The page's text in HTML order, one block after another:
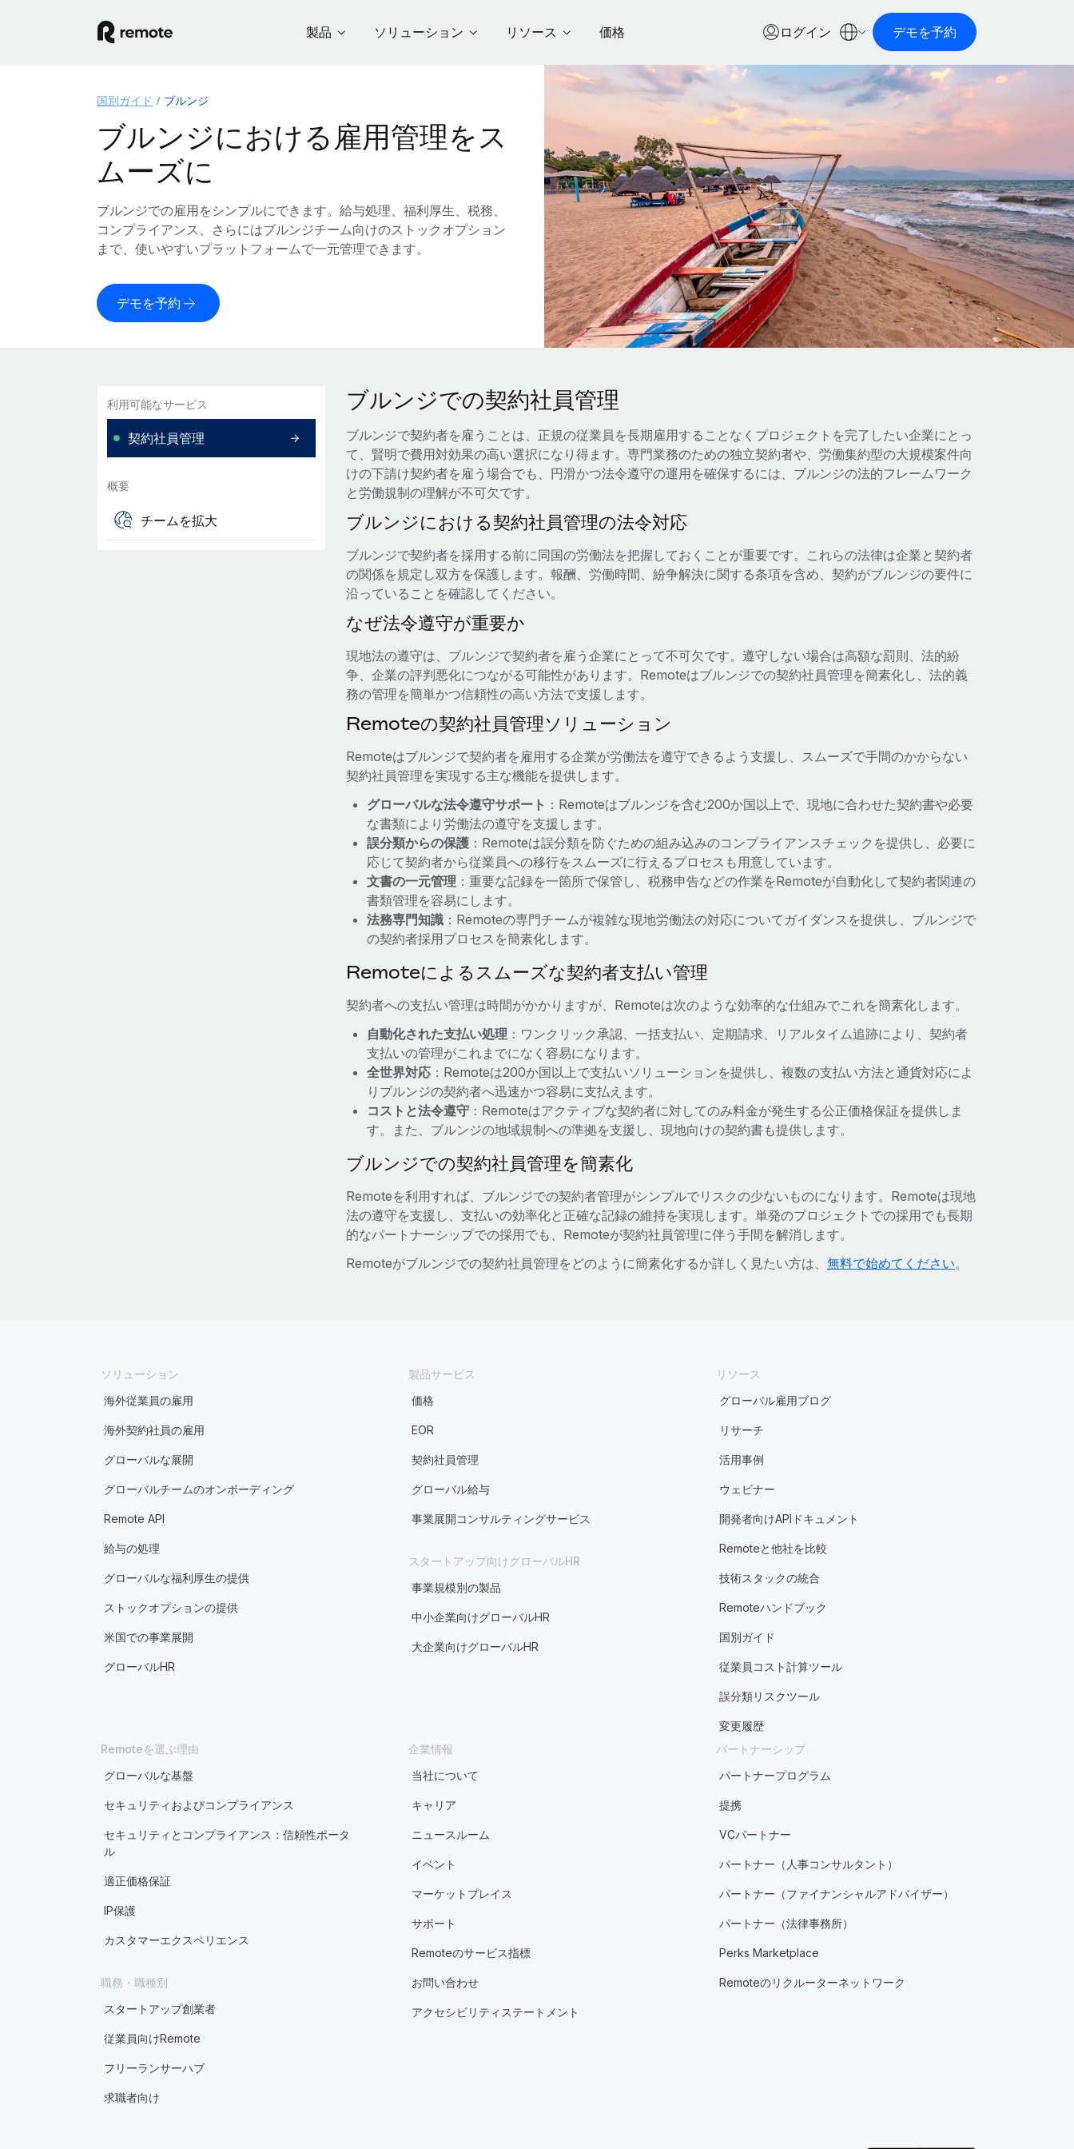
製品 ソリューション リソース 価格 ログイン デモを予約
国別ガイド ブルンジ
ブルンジにおける雇用管理をス
ムーズに
ブルンジでの雇用をシンプルにできます。給与処理、福利厚生、税務、
コンプライアンス、さらにはブルンジチーム向けのストックオプション
まで、使いやすいプラットフォームで一元管理できます。
デモを予約
利用可能なサービス
契約社員管理
概要
チームを拡大
ブルンジでの契約社員管理
ブルンジで契約者を雇うことは、正規の従業員を長期雇用することなくプロジェクトを完了したい企業にとっ
て、賢明で費用対効果の高い選択になり得ます。専門業務のための独立契約者や、労働集約型の大規模案件向
けの下請け契約者を雇う場合でも、円滑かつ法令遵守の運用を確保するには、ブルンジの法的フレームワーク
と労働規制の理解が不可欠です。
ブルンジにおける契約社員管理の法令対応
ブルンジで契約者を採用する前に同国の労働法を把握しておくことが重要です。これらの法律は企業と契約者
の関係を規定し双方を保護します。報酬、労働時間、紛争解決に関する条項を含め、契約がブルンジの要件に
沿っていることを確認してください。
なぜ法令遵守が重要か
現地法の遵守は、ブルンジで契約者を雇う企業にとって不可欠です。遵守しない場合は高額な罰則、法的紛
争、企業の評判悪化につながる可能性があります。Remoteはブルンジでの契約社員管理を簡素化し、法的義
務の管理を簡単かつ信頼性の高い方法で支援します。
Remoteの契約社員管理ソリューション
Remoteはブルンジで契約者を雇用する企業が労働法を遵守できるよう支援し、スムーズで手間のかからない
契約社員管理を実現する主な機能を提供します。
グローバルな法令遵守サポート ：Remoteはブルンジを含む200か国以上で、現地に合わせた契約書や必要
な書類により労働法の遵守を支援します。
誤分類からの保護：Remoteは誤分類を防ぐための組み込みのコンプライアンスチェックを提供し、必要に
応じて契約者から従業員への移行をスムーズに行えるプロセスも用意しています。
文書の一元管理 ：重要な記録を一箇所で保管し、税務申告などの作業をRemoteが自動化して契約者関連の
書類管理を容易にします。
法務専門知識：Remoteの専門チームが複雑な現地労働法の対応についてガイダンスを提供し、ブルンジで
の契約者採用プロセスを簡素化します。
Remoteによるスムーズな契約者支払い管理
契約者への支払い管理は時間がかかりますが、Remoteは次のような効率的な仕組みでこれを簡素化します。
自動化された支払い処理 ：ワンクリック承認、一括支払い、定期請求、リアルタイム追跡により、契約者
支払いの管理がこれまでになく容易になります。
全世界対応：Remoteは200か国以上で支払いソリューションを提供し、複数の支払い方法と通貨対応によ
りブルンジの契約者へ迅速かつ容易に支払えます。
コストと法令遵守：Remoteはアクティブな契約者に対してのみ料金が発生する公正価格保証を提供しま
す。また、ブルンジの地域規制への準拠を支援し、現地向けの契約書も提供します。
ブルンジでの契約社員管理を簡素化
Remoteを利用すれば、ブルンジでの契約者管理がシンプルでリスクの少ないものになります。Remoteは現地
法の遵守を支援し、支払いの効率化と正確な記録の維持を実現します。単発のプロジェクトでの採用でも長期
的なパートナーシップでの採用でも、Remoteが契約社員管理に伴う手間を解消します。
Remoteがブルンジでの契約社員管理をどのように簡素化するか詳しく見たい方は、 無料で始めてください。
ソリューション
海外従業員の雇用
海外契約社員の雇用
グローバルな展開
グローバルチームのオンボーディング
Remote API
給与の処理
グローバルな福利厚生の提供
ストックオプションの提供
米国での事業展開
グローバルHR
製品サービス
価格
EOR
契約社員管理
グローバル給与
事業展開コンサルティングサービス
スタートアップ向けグローバルHR
事業規模別の製品
中小企業向けグローバルHR
大企業向けグローバルHR
リソース
グローバル雇用ブログ
リサーチ
活用事例
ウェビナー
開発者向けAPIドキュメント
Remoteと他社を比較
技術スタックの統合
Remoteハンドブック
国別ガイド
従業員コスト計算ツール
誤分類リスクツール
変更履歴
Remoteを選ぶ理由
グローバルな基盤
セキュリティおよびコンプライアンス
セキュリティとコンプライアンス：信頼性ポータ
ル
適正価格保証
IP保護
カスタマーエクスペリエンス
職務・職種別
スタートアップ創業者
従業員向けRemote
フリーランサーハブ
求職者向け
企業情報
当社について
キャリア
ニュースルーム
イベント
マーケットプレイス
サポート
Remoteのサービス指標
お問い合わせ
アクセシビリティステートメント
パートナーシップ
パートナープログラム
提携
VCパートナー
パートナー（人事コンサルタント）
パートナー（ファイナンシャルアドバイザー）
パートナー（法律事務所）
Perks Marketplace
Remoteのリクルーターネットワーク